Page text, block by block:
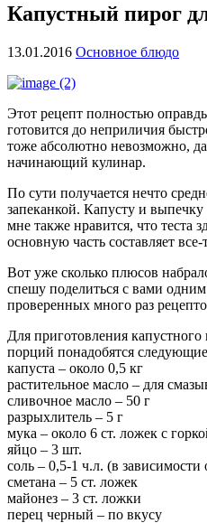
Капустный пирог
13.01.2016 Основное блюдо
Этот рецепт полностью
готовится до неприличия
тоже абсолютно невозможно,
начинающий кулинар.
По сути получается нечто
запеканкой. Капусту и
мне также нравится, что теста
основную часть составляет
Вот уже сколько плюсов
спешу поделиться с вами
проверенных много раз
Для приготовления
порций понадобятся
капуста – около 0,5 кг
растительное масло – для
сливочное масло – 50 г
разрыхлитель – 5 г
мука – около 6 ст. ложек с
яйцо – 3 шт.
соль – 0,5-1 ч.л. (в зависимости
сметана – 5 ст. ложек
майонез – 3 ст. ложки
перец черный – по вкусу